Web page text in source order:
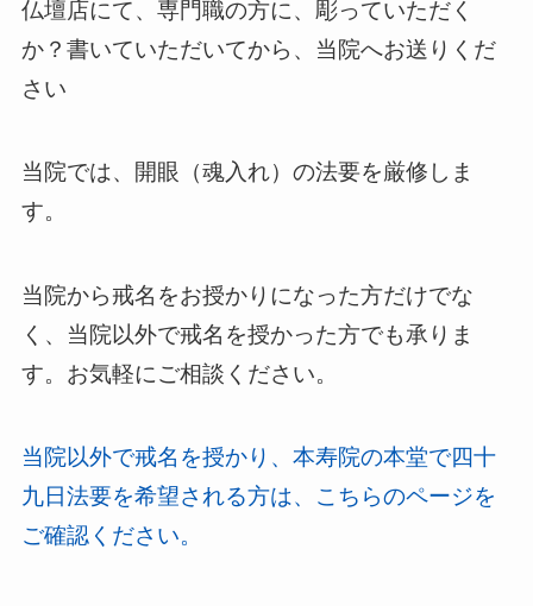
仏壇店にて、専門職の方に、彫っていただく
か？書いていただいてから、当院へお送りくだ
さい
当院では、開眼（魂入れ）の法要を厳修しま
す。
当院から戒名をお授かりになった方だけでな
く、当院以外で戒名を授かった方でも承りま
す。お気軽にご相談ください。
当院以外で戒名を授かり、本寿院の本堂で四十
九日法要を希望される方は、こちらのページを
ご確認ください。